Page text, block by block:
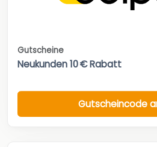
Gutscheine
Neukunden 10 € Rabatt
Gutscheincode